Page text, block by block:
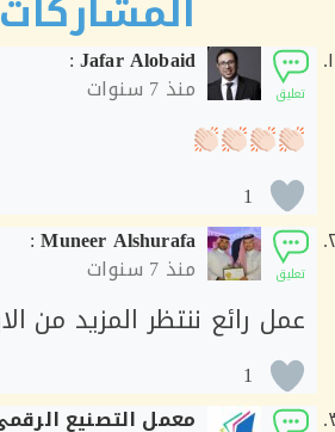
Jafar Alobaid
:
منذ7 سنوات
1
Muneer Alshurafa
:
منذ7 سنوات
رائع ننتظر المزيد من الابداع
1
معمل التصنيع الرقمي -